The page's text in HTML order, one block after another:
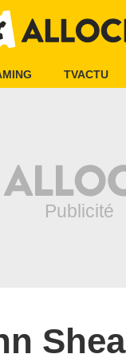
TVACTU
Shea